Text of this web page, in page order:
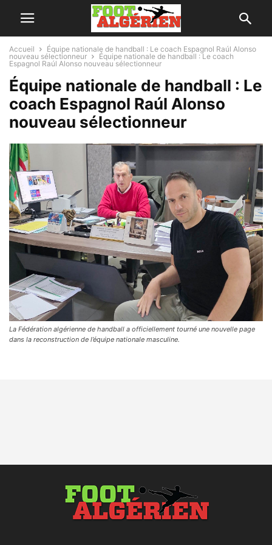
Accueil
Équipe nationale de handball : Le coach Espagnol Raúl Alonso
nouveau sélectionneur
Équipe nationale de handball : Le coach
Espagnol Raúl Alonso nouveau sélectionneur
Équipe nationale de handball : Le
coach Espagnol Raúl Alonso
nouveau sélectionneur
La Fédération algérienne de handball a officiellement tourné une nouvelle page
dans la reconstruction de l’équipe nationale masculine.